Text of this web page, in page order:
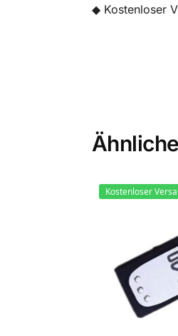
◆ Kostenloser
Kostenloser